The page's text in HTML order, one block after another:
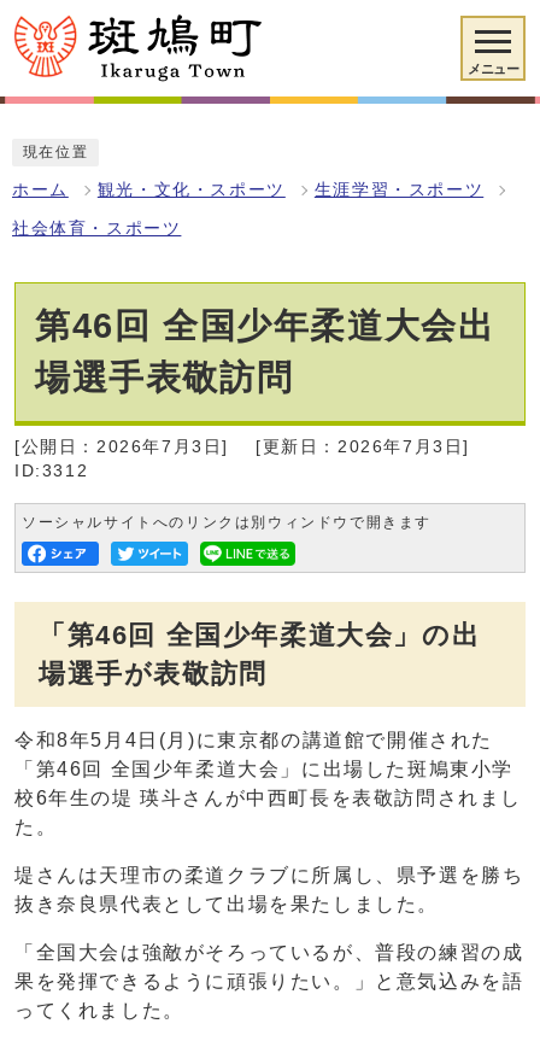
メニュー
現在位置
ホーム 観光・文化・スポーツ 生涯学習・スポーツ
社会体育・スポーツ
第46回 全国少年柔道大会出
場選手表敬訪問
[公開日：2026年7月3日]
[更新日：2026年7月3日]
ID:3312
ソーシャルサイトへのリンクは別ウィンドウで開きます
「第46回 全国少年柔道大会」の出
場選手が表敬訪問
令和8年5月4日(月)に東京都の講道館で開催された
「第46回 全国少年柔道大会」に出場した斑鳩東小学
校6年生の堤 瑛斗さんが中西町長を表敬訪問されまし
た。
堤さんは天理市の柔道クラブに所属し、県予選を勝ち
抜き奈良県代表として出場を果たしました。
「全国大会は強敵がそろっているが、普段の練習の成
果を発揮できるように頑張りたい。」と意気込みを語
ってくれました。